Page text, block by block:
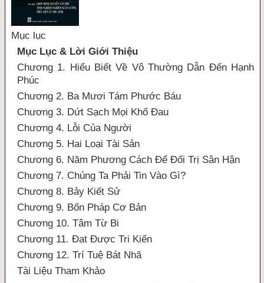
Mục lục
Mục Lục & Lời Giới Thiệu
Chương 1. Hiểu Biết Về Vô Thường Dẫn Đến Hạnh
Phúc
Chương 2. Ba Mươi Tám Phước Báu
Chương 3. Dứt Sạch Mọi Khổ Đau
Chương 4. Lỗi Của Người
Chương 5. Hai Loại Tài Sản
Chương 6. Năm Phương Cách Để Đối Trị Sân Hận
Chương 7. Chúng Ta Phải Tin Vào Gì?
Chương 8. Bảy Kiết Sử
Chương 9. Bốn Pháp Cơ Bản
Chương 10. Tâm Từ Bi
Chương 11. Đạt Được Tri Kiến
Chương 12. Trí Tuệ Bát Nhã
Tài Liệu Tham Khảo